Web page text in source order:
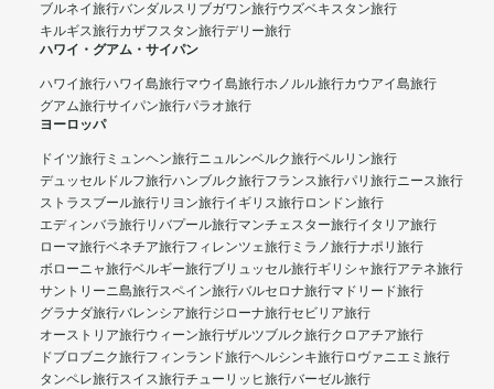
ブルネイ旅行バンダルスリブガワン旅行ウズベキスタン旅行
キルギス旅行カザフスタン旅行デリー旅行
ハワイ・グアム・サイパン
ハワイ旅行ハワイ島旅行マウイ島旅行ホノルル旅行カウアイ島旅行
グアム旅行サイパン旅行パラオ旅行
ヨーロッパ
ドイツ旅行 ミュンヘン旅行ニュルンベルク旅行ベルリン旅行
デュッセルドルフ旅行ハンブルク旅行フランス旅行パリ旅行ニース旅行
ストラスブール旅行リヨン旅行イギリス旅行ロンドン旅行
エディンバラ旅行リバプール旅行マンチェスター旅行イタリア旅行
ローマ旅行ベネチア旅行フィレンツェ旅行 ミラノ旅行ナポリ旅行
ボローニャ旅行ベルギー旅行ブリュッセル旅行ギリシャ旅行アテネ旅行
サントリーニ島旅行スペイン旅行バルセロナ旅行マドリード旅行
グラナダ旅行バレンシア旅行ジローナ旅行セビリア旅行
オーストリア旅行ウィーン旅行ザルツブルク旅行クロアチア旅行
ドブロブニク旅行フィンランド旅行ヘルシンキ旅行ロヴァニエミ旅行
タンペレ旅行スイス旅行チューリッヒ旅行バーゼル旅行